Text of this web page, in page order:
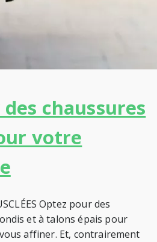
chaussures
votre
Optez pour des
et à talons épais pour
affiner. Et, contrairement